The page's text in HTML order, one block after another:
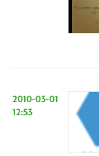
2010-03-01
12:53